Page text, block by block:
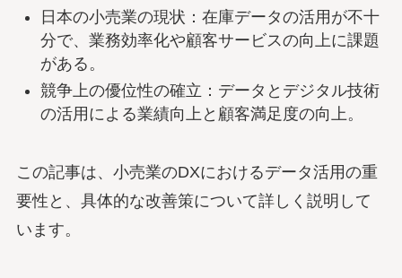
日本の小売業の現状：在庫データの活用が不十
分で、業務効率化や顧客サービスの向上に課題
がある。
競争上の優位性の確立：データとデジタル技術
の活用による業績向上と顧客満足度の向上。
この記事は、小売業のDXにおけるデータ活用の重
要性と、具体的な改善策について詳しく説明して
います。